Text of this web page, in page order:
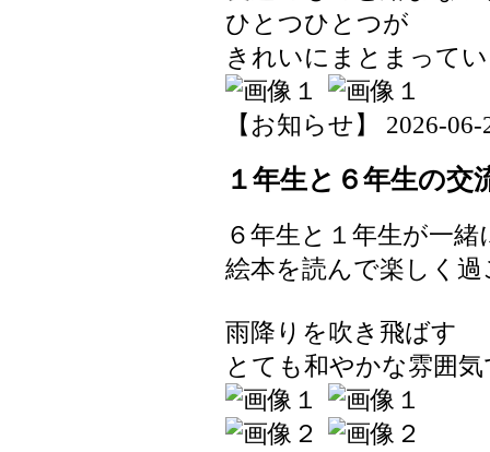
ひとつひとつが
きれいにまとまって
【お知らせ】 2026-
１年生と６年生の交
６年生と１年生が一
絵本を読んで楽しく
雨降りを吹き飛ばす
とても和やかな雰囲